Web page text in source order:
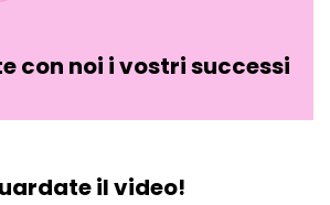
con noi i vostri successi
il video!